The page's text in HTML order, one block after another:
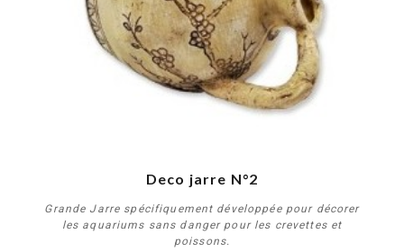
Deco jarre N°2
Grande Jarre spécifiquement développée pour décorer
les aquariums sans danger pour les crevettes et
poissons.